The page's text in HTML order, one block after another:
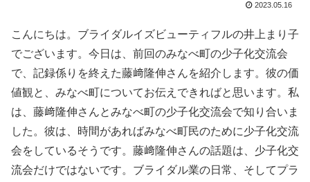
2023.05.16
こんにちは。ブライダルイズビューティフルの井上まり子
でございます。今日は、前回のみなべ町の少子化交流会
で、記録係りを終えた藤﨑隆伸さんを紹介します。彼の価
値観と、みなべ町についてお伝えできればと思います。私
は、藤﨑隆伸さんとみなべ町の少子化交流会で知り合いま
した。彼は、時間があればみなべ町民のために少子化交流
会をしているそうです。藤﨑隆伸さんの話題は、少子化交
流会だけではないです。ブライダル業の日常、そしてプラ